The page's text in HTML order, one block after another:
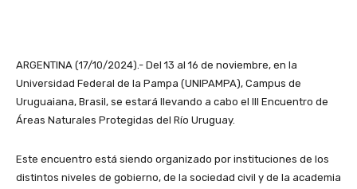
ARGENTINA (17/10/2024).- Del 13 al 16 de noviembre, en la
Universidad Federal de la Pampa (UNIPAMPA), Campus de
Uruguaiana, Brasil, se estará llevando a cabo el III Encuentro de
Áreas Naturales Protegidas del Río Uruguay.
Este encuentro está siendo organizado por instituciones de los
distintos niveles de gobierno, de la sociedad civil y de la academia